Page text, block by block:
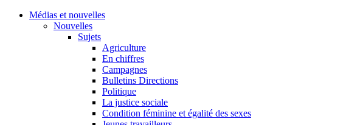
Médias et nouvelles
Nouvelles
Sujets
Agriculture
En chiffres
Campagnes
Bulletins Directions
Politique
La justice sociale
Condition féminine et égalité des sexes